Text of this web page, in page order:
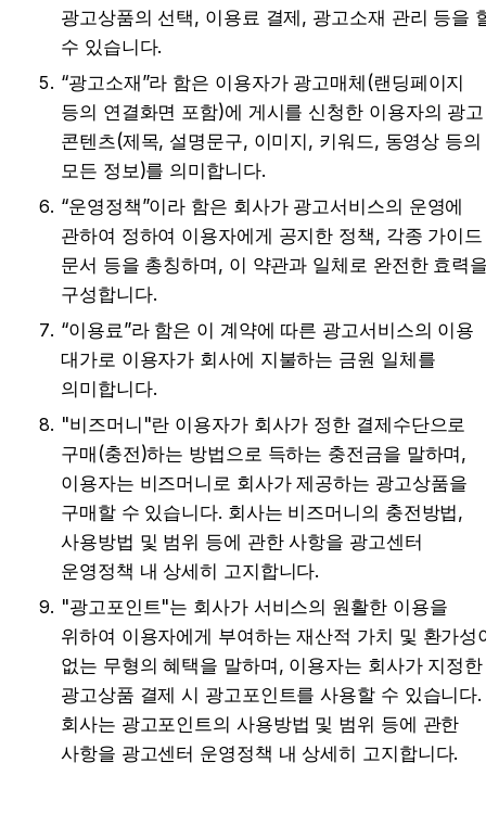
광고상품의 선택, 이용료 결제, 광고소재 관리 등을
수 있습니다.
“광고소재”라 함은 이용자가 광고매체(랜딩페이지
등의 연결화면 포함)에 게시를 신청한 이용자의 광고
콘텐츠(제목, 설명문구, 이미지, 키워드, 동영상 등의
모든 정보)를 의미합니다.
“운영정책”이라 함은 회사가 광고서비스의 운영에
관하여 정하여 이용자에게 공지한 정책, 각종 가이드
문서 등을 총칭하며, 이 약관과 일체로 완전한 효력
구성합니다.
“이용료”라 함은 이 계약에 따른 광고서비스의 이용
대가로 이용자가 회사에 지불하는 금원 일체를
의미합니다.
"비즈머니"란 이용자가 회사가 정한 결제수단으로
구매(충전)하는 방법으로 득하는 충전금을 말하며,
이용자는 비즈머니로 회사가 제공하는 광고상품을
구매할 수 있습니다. 회사는 비즈머니의 충전방법,
사용방법 및 범위 등에 관한 사항을 광고센터
운영정책 내 상세히 고지합니다.
"광고포인트"는 회사가 서비스의 원활한 이용을
위하여 이용자에게 부여하는 재산적 가치 및 환가성
없는 무형의 혜택을 말하며, 이용자는 회사가 지정한
광고상품 결제 시 광고포인트를 사용할 수 있습니다.
회사는 광고포인트의 사용방법 및 범위 등에 관한
사항을 광고센터 운영정책 내 상세히 고지합니다.